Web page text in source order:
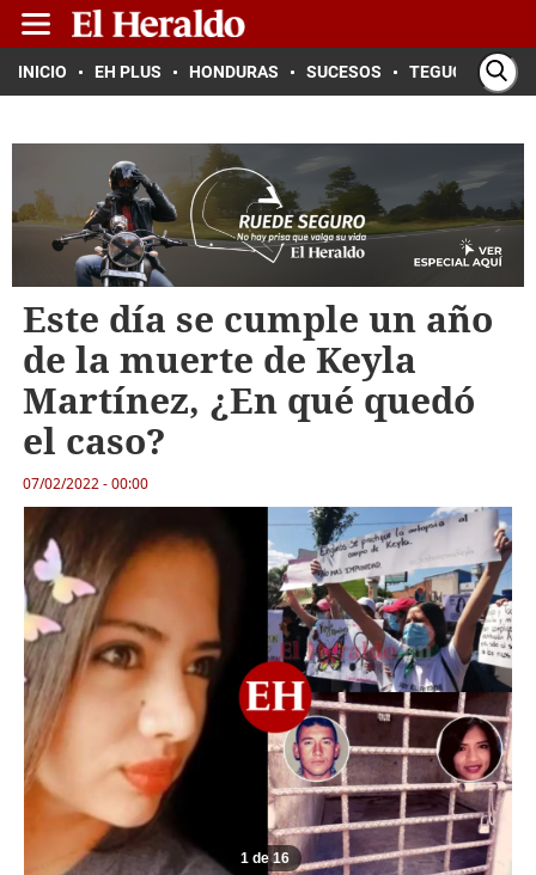
INICIO EH PLUS HONDURAS SUCESOS TEGUCIGALPA
Este día se cumple un año
de la muerte de Keyla
Martínez, ¿En qué quedó
el caso?
07/02/2022 - 00:00
1 de 16